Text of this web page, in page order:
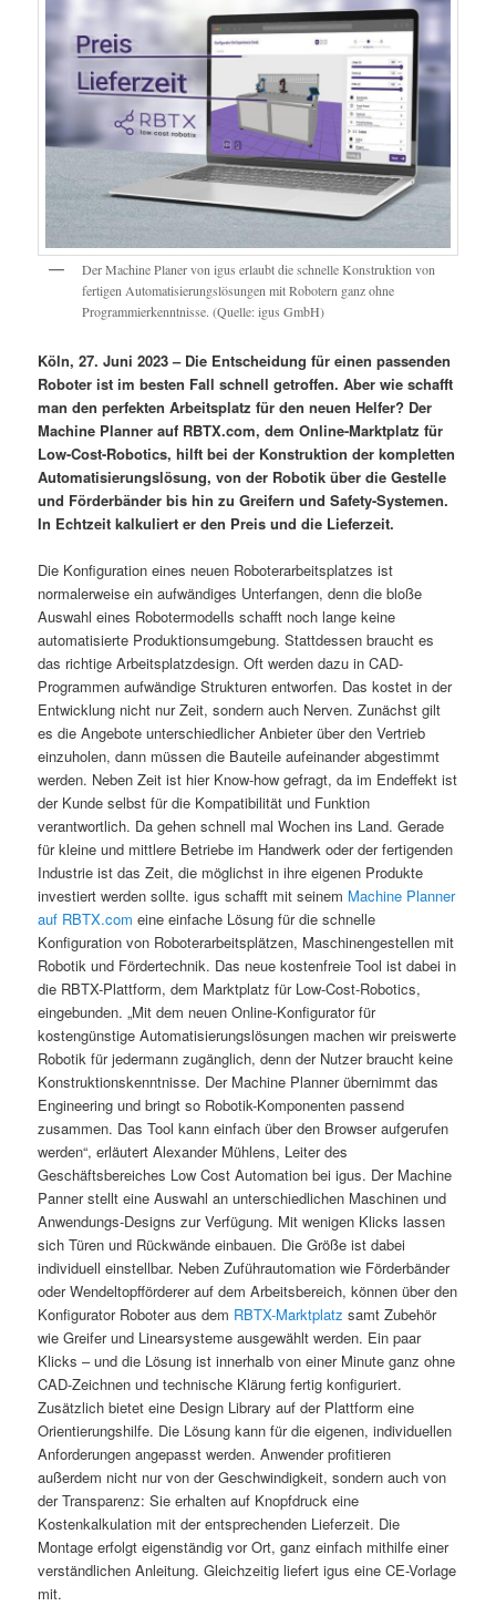
Der Machine Planer von igus erlaubt die schnelle Konstruktion von
fertigen Automatisierungslösungen mit Robotern ganz ohne
Programmierkenntnisse. (Quelle: igus GmbH)
Köln, 27. Juni 2023 – Die Entscheidung für einen passenden
Roboter ist im besten Fall schnell getroffen. Aber wie schafft
man den perfekten Arbeitsplatz für den neuen Helfer? Der
Machine Planner auf RBTX.com, dem Online-Marktplatz für
Low-Cost-Robotics, hilft bei der Konstruktion der kompletten
Automatisierungslösung, von der Robotik über die Gestelle
und Förderbänder bis hin zu Greifern und Safety-Systemen.
In Echtzeit kalkuliert er den Preis und die Lieferzeit.
Die Konfiguration eines neuen Roboterarbeitsplatzes ist
normalerweise ein aufwändiges Unterfangen, denn die bloße
Auswahl eines Robotermodells schafft noch lange keine
automatisierte Produktionsumgebung. Stattdessen braucht es
das richtige Arbeitsplatzdesign. Oft werden dazu in CAD-
Programmen aufwändige Strukturen entworfen. Das kostet in der
Entwicklung nicht nur Zeit, sondern auch Nerven. Zunächst gilt
es die Angebote unterschiedlicher Anbieter über den Vertrieb
einzuholen, dann müssen die Bauteile aufeinander abgestimmt
werden. Neben Zeit ist hier Know-how gefragt, da im Endeffekt ist
der Kunde selbst für die Kompatibilität und Funktion
verantwortlich. Da gehen schnell mal Wochen ins Land. Gerade
für kleine und mittlere Betriebe im Handwerk oder der fertigenden
Industrie ist das Zeit, die möglichst in ihre eigenen Produkte
investiert werden sollte. igus schafft mit seinem Machine Planner
auf RBTX.com eine einfache Lösung für die schnelle
Konfiguration von Roboterarbeitsplätzen, Maschinengestellen mit
Robotik und Fördertechnik. Das neue kostenfreie Tool ist dabei in
die RBTX-Plattform, dem Marktplatz für Low-Cost-Robotics,
eingebunden. „Mit dem neuen Online-Konfigurator für
kostengünstige Automatisierungslösungen machen wir preiswerte
Robotik für jedermann zugänglich, denn der Nutzer braucht keine
Konstruktionskenntnisse. Der Machine Planner übernimmt das
Engineering und bringt so Robotik-Komponenten passend
zusammen. Das Tool kann einfach über den Browser aufgerufen
werden“, erläutert Alexander Mühlens, Leiter des
Geschäftsbereiches Low Cost Automation bei igus. Der Machine
Panner stellt eine Auswahl an unterschiedlichen Maschinen und
Anwendungs-Designs zur Verfügung. Mit wenigen Klicks lassen
sich Türen und Rückwände einbauen. Die Größe ist dabei
individuell einstellbar. Neben Zuführautomation wie Förderbänder
oder Wendeltopfförderer auf dem Arbeitsbereich, können über den
Konfigurator Roboter aus dem RBTX-Marktplatz samt Zubehör
wie Greifer und Linearsysteme ausgewählt werden. Ein paar
Klicks – und die Lösung ist innerhalb von einer Minute ganz ohne
CAD-Zeichnen und technische Klärung fertig konfiguriert.
Zusätzlich bietet eine Design Library auf der Plattform eine
Orientierungshilfe. Die Lösung kann für die eigenen, individuellen
Anforderungen angepasst werden. Anwender profitieren
außerdem nicht nur von der Geschwindigkeit, sondern auch von
der Transparenz: Sie erhalten auf Knopfdruck eine
Kostenkalkulation mit der entsprechenden Lieferzeit. Die
Montage erfolgt eigenständig vor Ort, ganz einfach mithilfe einer
verständlichen Anleitung. Gleichzeitig liefert igus eine CE-Vorlage
mit.